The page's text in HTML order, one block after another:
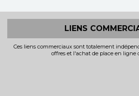
LIENS
Ces liens commerciaux sont totalement
offres et l'achat de place en ligne